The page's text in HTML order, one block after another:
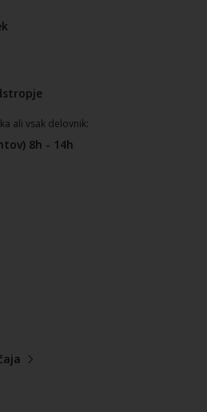
ali vsak delovnik:
8h - 14h